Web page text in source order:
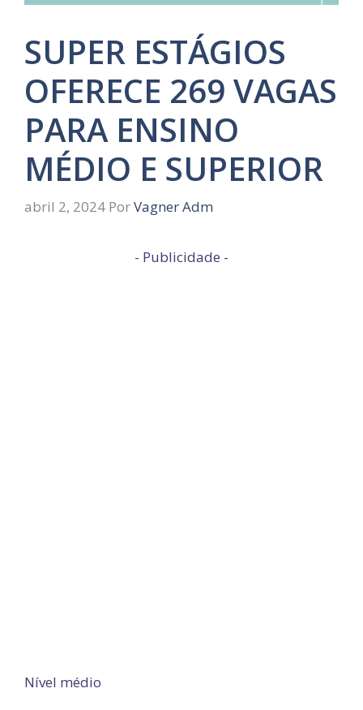
SUPER ESTÁGIOS
OFERECE 269 VAGAS
PARA ENSINO
MÉDIO E SUPERIOR
abril 2, 2024 PorVagner Adm
- Publicidade -
Nível médio